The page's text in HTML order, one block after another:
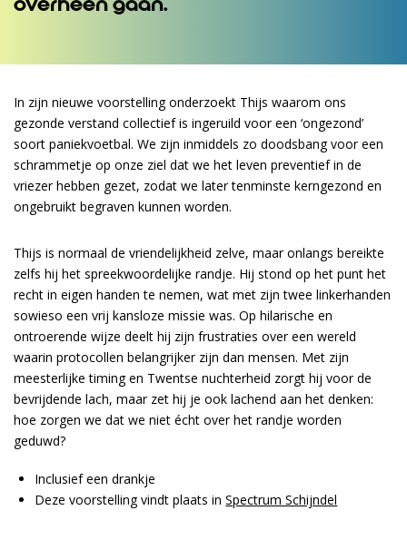
In zijn nieuwe voorstelling onderzoekt Thijs waarom ons
gezonde verstand collectief is ingeruild voor een ‘ongezond’
soort paniekvoetbal. We zijn inmiddels zo doodsbang voor een
schrammetje op onze ziel dat we het leven preventief in de
vriezer hebben gezet, zodat we later tenminste kerngezond en
ongebruikt begraven kunnen worden.
Thijs is normaal de vriendelijkheid zelve, maar onlangs bereikte
zelfs hij het spreekwoordelijke randje. Hij stond op het punt het
recht in eigen handen te nemen, wat met zijn twee linkerhanden
sowieso een vrij kansloze missie was. Op hilarische en
ontroerende wijze deelt hij zijn frustraties over een wereld
waarin protocollen belangrijker zijn dan mensen. Met zijn
meesterlijke timing en Twentse nuchterheid zorgt hij voor de
bevrijdende lach, maar zet hij je ook lachend aan het denken:
hoe zorgen we dat we niet écht over het randje worden
geduwd?
Inclusief een drankje
Deze voorstelling vindt plaats inSpectrum Schijndel